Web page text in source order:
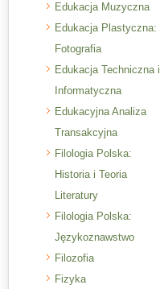
Edukacja Muzyczna
Edukacja Plastyczna:
Fotografia
Edukacja Techniczna i
Informatyczna
Edukacyjna Analiza
Transakcyjna
Filologia Polska:
Historia i Teoria
Literatury
Filologia Polska:
Językoznawstwo
Filozofia
Fizyka